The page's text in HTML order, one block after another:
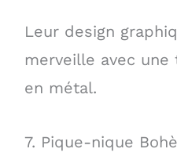
Leur design
merveille avec
en métal.
7. Pique-nique